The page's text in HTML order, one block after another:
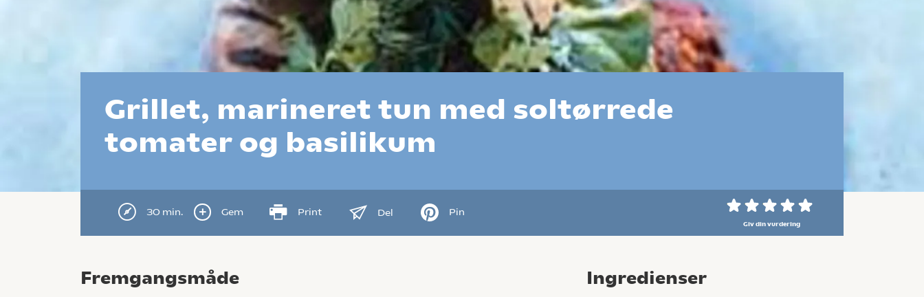
Grillet, marineret tun med soltørrede
tomater og basilikum
30 min. Gem Print Del Pin
Giv din vurdering
Fremgangsmåde Ingredienser